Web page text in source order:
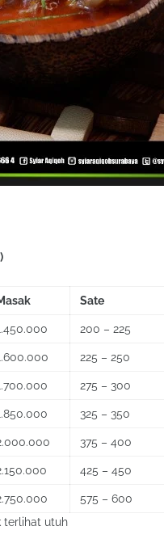
Sate
200 – 225
225 – 250
275 – 300
325 – 350
375 – 400
425 – 450
575 – 600
terlihat utuh